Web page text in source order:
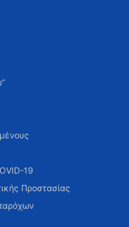
19
Προστασίας